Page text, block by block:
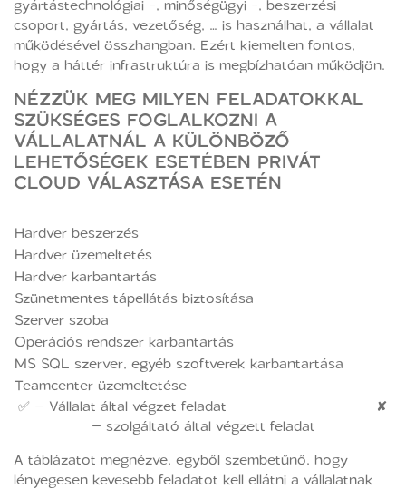
csoport, gyártás, vezetőség, … is használhat, a vállalat
működésével összhangban. Ezért kiemelten fontos,
hogy a háttér infrastruktúra is megbízhatóan működjön.
NÉZZÜK MEG MILYEN FELADATOKKAL
SZÜKSÉGES FOGLALKOZNI A
VÁLLALATNÁL A KÜLÖNBÖZŐ
LEHETŐSÉGEK ESETÉBEN PRIVÁT
CLOUD VÁLASZTÁSA ESETÉN
Hardver beszerzés
Hardver üzemeltetés
Hardver karbantartás
Szünetmentes tápellátás biztosítása
Szerver szoba
Operációs rendszer karbantartás
MS SQL szerver, egyéb szoftverek karbantartása
Teamcenter üzemeltetése
✅ – Vállalat által végzet feladat ✘
– szolgáltató által végzett feladat
A táblázatot megnézve, egyből szembetűnő, hogy
lényegesen kevesebb feladatot kell ellátni a vállalatnak